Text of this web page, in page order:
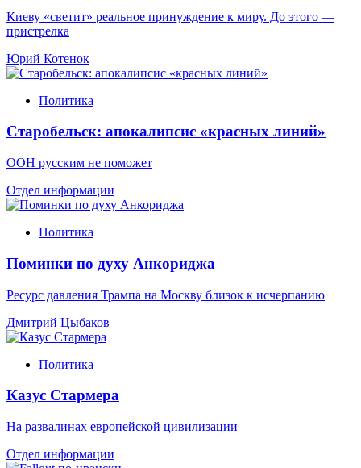
Киеву «светит» реальное принуждение к миру. До этого —
пристрелка
Юрий Котенок
Политика
Старобельск: апокалипсис «красных линий»
ООН русским не поможет
Отдел информации
Политика
Поминки по духу Анкориджа
Ресурс давления Трампа на Москву близок к исчерпанию
Дмитрий Цыбаков
Политика
Казус Стармера
На развалинах европейской цивилизации
Отдел информации